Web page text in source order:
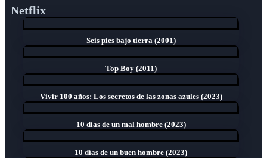
Netflix
Seis pies bajo tierra (2001)
Top Boy (2011)
Vivir 100 años: Los secretos de las zonas azules (2023)
10 días de un mal hombre (2023)
10 días de un buen hombre (2023)